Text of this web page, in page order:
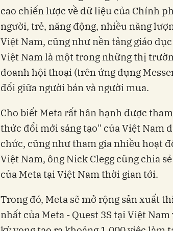
cao chiến lược về dữ liệu của Chính
người, trẻ, năng động, nhiều năng
Việt Nam, cũng như nền tảng giáo
Việt Nam là một trong những thị
doanh hội thoại (trên ứng dụng
đổi giữa người bán và người mua.
Cho biết Meta rất hân hạnh được
thức đổi mới sáng tạo" của Việt Nam
chức, cũng như tham gia nhiều hoạt
Việt Nam, ông Nick Clegg cũng chia
của Meta tại Việt Nam thời gian tới.
Trong đó, Meta sẽ mở rộng sản xuất
nhất của Meta - Quest 3S tại Việt